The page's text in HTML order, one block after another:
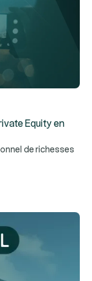
Equity en
de richesses